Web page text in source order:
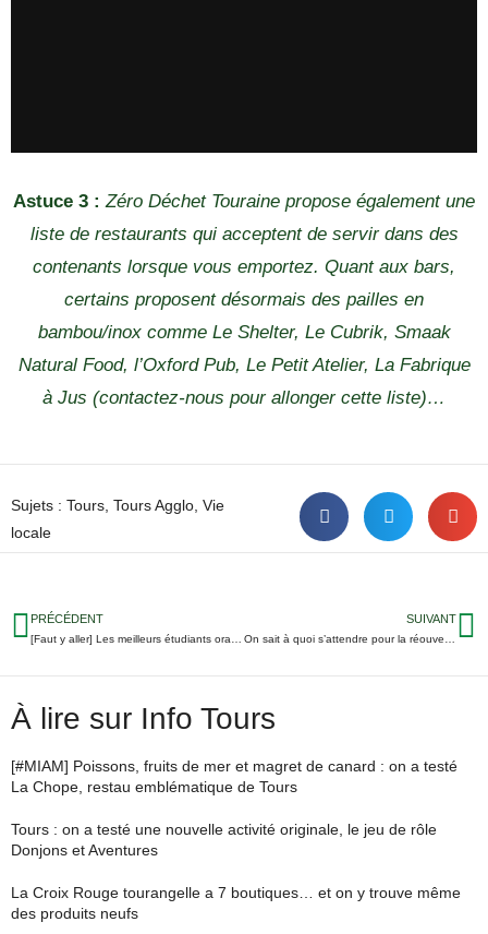
Astuce 3 : Zéro Déchet Touraine propose également une
liste de restaurants qui acceptent de servir dans des
contenants lorsque vous emportez. Quant aux bars,
certains proposent désormais des pailles en
bambou/inox comme Le Shelter, Le Cubrik, Smaak
Natural Food, l’Oxford Pub, Le Petit Atelier, La Fabrique
à Jus (contactez-nous pour allonger cette liste)…
Sujets : Tours Tours Agglo Vie
locale
PRÉCÉDENT SUIVANT
À lire sur Info Tours
[#MIAM] Poissons, fruits de mer et magret de canard : on a testé
La Chope, restau emblématique de Tours
Tours : on a testé une nouvelle activité originale, le jeu de rôle
Donjons et Aventures
La Croix Rouge tourangelle a 7 boutiques… et on y trouve même
des produits neufs